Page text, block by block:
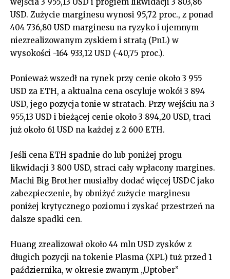
wejścia 3 955,13 USD i progiem likwidacji 3 803,86
USD. Zużycie marginesu wynosi 95,72 proc., z ponad
404 736,80 USD marginesu na ryzyko i ujemnym
niezrealizowanym zyskiem i stratą (PnL) w
wysokości -164 933,12 USD (-40,75 proc.).
Ponieważ wszedł na rynek przy cenie około 3 955
USD za ETH, a aktualna cena oscyluje wokół 3 894
USD, jego pozycja tonie w stratach. Przy wejściu na 3
955,13 USD i bieżącej cenie około 3 894,20 USD, traci
już około 61 USD na każdej z 2 600 ETH.
Jeśli cena ETH spadnie do lub poniżej progu
likwidacji 3 800 USD, straci cały wpłacony margines.
Machi Big Brother musiałby dodać więcej USDC jako
zabezpieczenie, by obniżyć zużycie marginesu
poniżej krytycznego poziomu i zyskać przestrzeń na
dalsze spadki cen.
Huang zrealizował około 44 mln USD zysków z
długich pozycji na tokenie Plasma (XPL) tuż przed 1
października, w okresie zwanym „Uptober”